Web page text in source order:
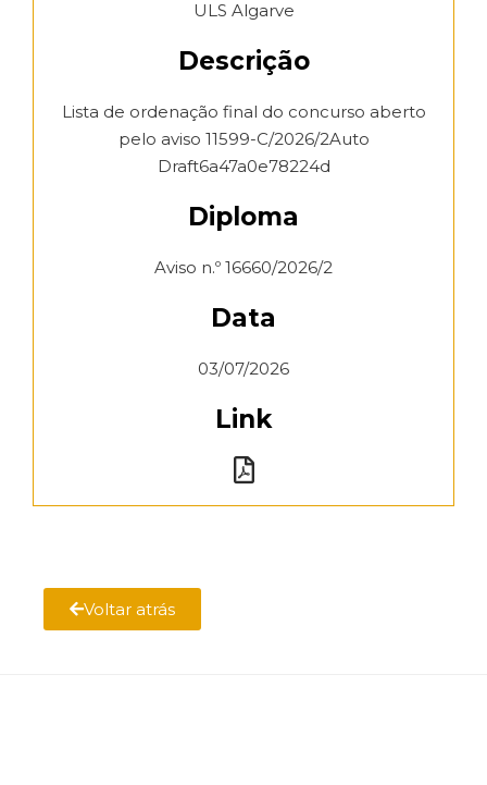
ULS Algarve
Descrição
Lista de ordenação final do concurso aberto
pelo aviso 11599-C/2026/2Auto
Draft6a47a0e78224d
Diploma
Aviso n.º 16660/2026/2
Data
03/07/2026
Link
Voltar atrás